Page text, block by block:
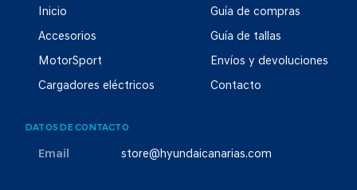
Inicio
Accesorios
MotorSport
Cargadores eléctricos
Guía de compras
Guía de tallas
Envíos y devoluciones
Contacto
DATOS DE CONTACTO
Email store@hyundaicanarias.com